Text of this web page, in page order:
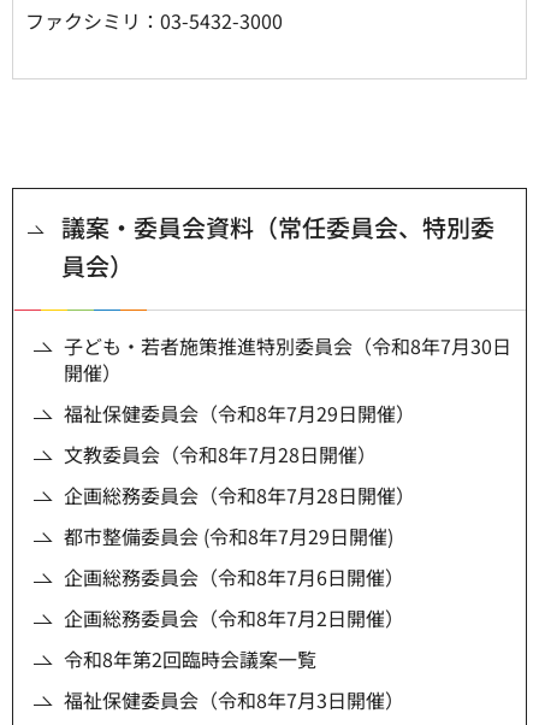
ファクシミリ：03-5432-3000
議案・委員会資料（常任委員会、特別委
員会）
子ども・若者施策推進特別委員会（令和8年7月30日
開催）
福祉保健委員会（令和8年7月29日開催）
文教委員会（令和8年7月28日開催）
企画総務委員会（令和8年7月28日開催）
都市整備委員会 (令和8年7月29日開催)
企画総務委員会（令和8年7月6日開催）
企画総務委員会（令和8年7月2日開催）
令和8年第2回臨時会議案一覧
福祉保健委員会（令和8年7月3日開催）